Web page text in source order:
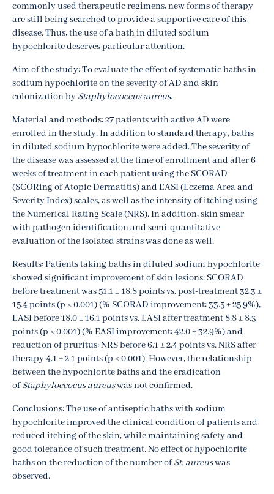
commonly used therapeutic regimens, new forms of therapy
are still being searched to provide a supportive care of this
disease. Thus, the use of a bath in diluted sodium
hypochlorite deserves particular attention.
Aim of the study: To evaluate the effect of systematic baths in
sodium hypochlorite on the severity of AD and skin
colonization by Staphylococcus aureus.
Material and methods: 27 patients with active AD were
enrolled in the study. In addition to standard therapy, baths
in diluted sodium hypochlorite were added. The severity of
the disease was assessed at the time of enrollment and after 6
weeks of treatment in each patient using the SCORAD
(SCORing of Atopic Dermatitis) and EASI (Eczema Area and
Severity Index) scales, as well as the intensity of itching using
the Numerical Rating Scale (NRS). In addition, skin smear
with pathogen identification and semi-quantitative
evaluation of the isolated strains was done as well.
Results: Patients taking baths in diluted sodium hypochlorite
showed significant improvement of skin lesions: SCORAD
before treatment was 51.1 ± 18.8 points vs. post-treatment 32.3 ±
15.4 points (p < 0.001) (% SCORAD improvement: 33.5 ± 25.9%),
EASI before 18.0 ± 16.1 points vs. EASI after treatment 8.8 ± 8.3
points (p < 0.001) (% EASI improvement: 42.0 ± 32.9%) and
reduction of pruritus: NRS before 6.1 ± 2.4 points vs. NRS after
therapy 4.1 ± 2.1 points (p < 0.001). However, the relationship
between the hypochlorite baths and the eradication
ofStaphyloccocus aureuswas not confirmed.
Conclusions: The use of antiseptic baths with sodium
hypochlorite improved the clinical condition of patients and
reduced itching of the skin, while maintaining safety and
good tolerance of such treatment. No effect of hypochlorite
baths on the reduction of the number ofSt. aureuswas
observed.